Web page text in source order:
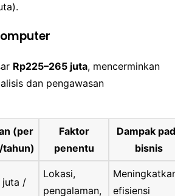
Rp225–265 juta, mencerminkan
dan pengawasan
(per
tahun)
Faktor
penentu
Dampak
bisnis
juta /
Lokasi,
pengalaman,
efisiensi